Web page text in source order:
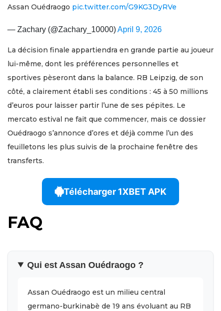
Assan Ouédraogo pic.twitter.com/G9KG3DyRVe
— Zachary (@Zachary_10000)April 9, 2026
La décision finale appartiendra en grande partie au joueur
lui-même, dont les préférences personnelles et
sportives pèseront dans la balance. RB Leipzig, de son
côté, a clairement établi ses conditions : 45 à 50 millions
d’euros pour laisser partir l’une de ses pépites. Le
mercato estival ne fait que commencer, mais ce dossier
Ouédraogo s’annonce d’ores et déjà comme l’un des
feuilletons les plus suivis de la prochaine fenêtre des
transferts.
Télécharger 1XBET APK
FAQ
Qui est Assan Ouédraogo ?
Assan Ouédraogo est un milieu central
germano-burkinabè de 19 ans évoluant au RB